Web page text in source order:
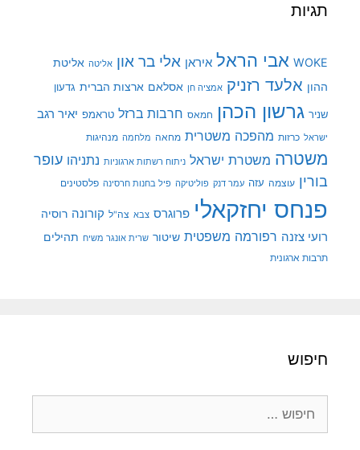
תגיות
WOKE אבי הראל איראן אלי בר און אליטה אליטת
ההון אלעד רזניק אמציה חן אסלאם ארצות הברית גדעון
שניר גרשון הכהן חמאס חרבות ברזל טראמפ יאיר רגב
ישראל כרזות מהפכה משטרית מחאה מלחמה מנהיגות
משטרה משטרת ישראל ניתוח רשתות ארגוניות נתניהו עופר
בורין עוצמה עזה עמר דנק פוליטיקה פיל בחנות חרסינה פלסטינים
פנחס יחזקאלי פרוגרס צבא צה"ל קורונה רוסיה
רועי צזנה רפורמה משפטית שיטור שרית אונגר משיח תהילים
תרבות ארגונית
חיפוש